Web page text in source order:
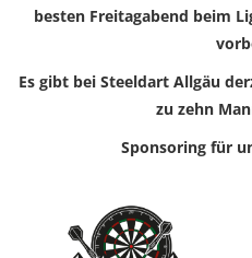
besten Freitagabend beim
Es gibt bei Steeldart Allgäu
zu zehn
Sponsoring für